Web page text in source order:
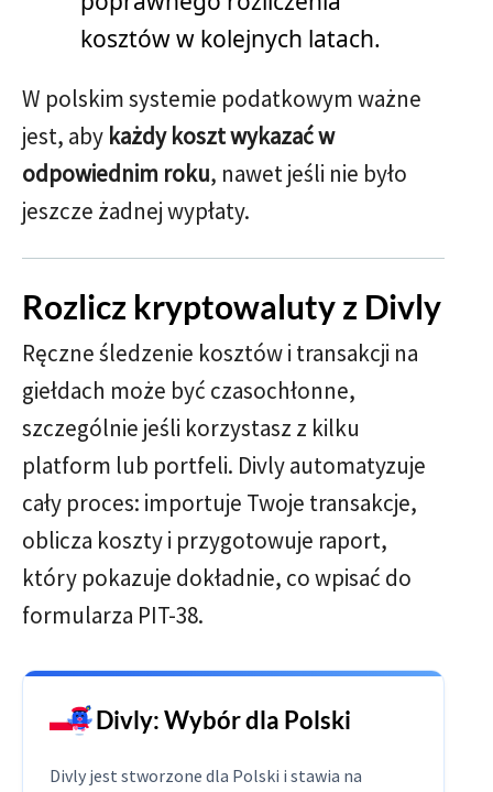
kosztów w kolejnych latach.
W polskim systemie podatkowym ważne
jest, aby każdy koszt wykazać w
odpowiednim roku, nawet jeśli nie było
jeszcze żadnej wypłaty.
Rozlicz kryptowaluty z Divly
Ręczne śledzenie kosztów i transakcji na
giełdach może być czasochłonne,
szczególnie jeśli korzystasz z kilku
platform lub portfeli. Divly automatyzuje
cały proces: importuje Twoje transakcje,
oblicza koszty i przygotowuje raport,
który pokazuje dokładnie, co wpisać do
formularza PIT-38.
Divly: Wybór dla Polski
Divly jest stworzone dla Polski i stawia na